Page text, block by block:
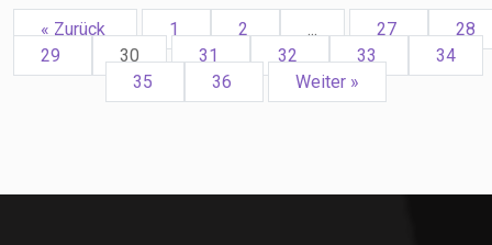
« Zurück 1 2 ... 27
28
29
30 31 32 33
34
35
36 Weiter »